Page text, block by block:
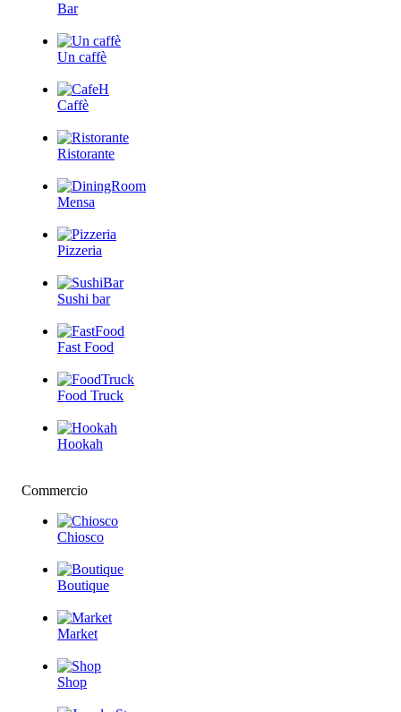
Bar
Un caffè
Caffè
Ristorante
Mensa
Pizzeria
Sushi bar
Fast Food
Food Truck
Hookah
Commercio
Chiosco
Boutique
Market
Shop